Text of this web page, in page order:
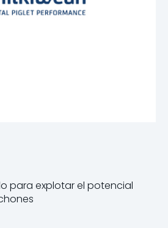
para explotar el potencial